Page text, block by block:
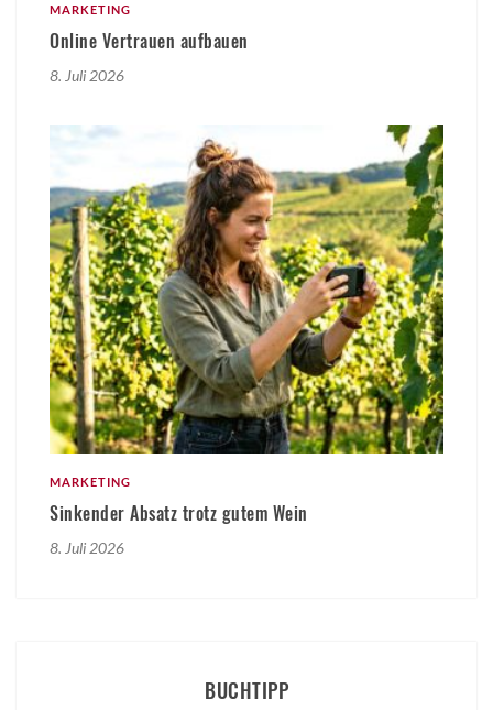
MARKETING
Online Vertrauen aufbauen
8. Juli 2026
MARKETING
Sinkender Absatz trotz gutem Wein
8. Juli 2026
BUCHTIPP